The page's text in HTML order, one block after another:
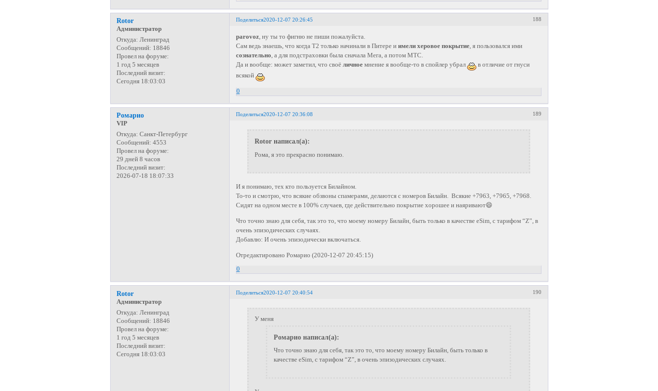
Поделиться 188
2020-12-07 20:26:45
Rotor
Администратор
Откуда: Ленинград
Сообщений: 18846
Провел на форуме:
1 год 5 месяцев
Последний визит:
Сегодня 18:03:03
parovoz, ну ты то фигню не пиши пожалуйста.
Сам ведь знаешь, что когда Т2 только начинали в Питере и имели херовое покрытие, я пользовался ими
сознательно, а для подстраховки была сначала Мега, а потом МТС.
Да и вообще: может заметил, что своё личноемнение я вообще-то в спойлер убрал
в отличие от гнуси
всякой
0
Поделиться 189
2020-12-07 20:36:08
Ромарио
VIP
Откуда: Санкт-Петербург
Сообщений: 4553
Провел на форуме:
29 дней 8 часов
Последний визит:
2026-07-18 18:07:33
Rotor написал(а):
Рома, я это прекрасно понимаю.
И я понимаю, тех кто пользуется Билайном.
То-то и смотрю, что всякие обзвоны спамерами, делаются с номеров Билайн. Всякие +7963, +7965, +7968.
Сидят на одном месте в 100% случаев, где действительно покрытие хорошее и наяривают😄
Что точно знаю для себя, так это то, что моему номеру Билайн, быть только в качестве eSim, с тарифом “Z”, в
очень эпизодических случаях.
Добавлю: И очень эпизодически включаться.
Отредактировано Ромарио (2020-12-07 20:45:15)
0
Поделиться 190
2020-12-07 20:40:54
Rotor
Администратор
Откуда: Ленинград
Сообщений: 18846
Провел на форуме:
1 год 5 месяцев
Последний визит:
Сегодня 18:03:03
У меня
Ромарио написал(а):
Что точно знаю для себя, так это то, что моему номеру Билайн, быть только в
качестве eSim, с тарифом “Z”, в очень эпизодических случаях.